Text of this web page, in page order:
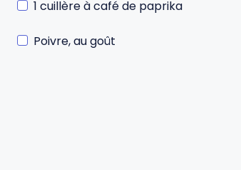
1 cuillère à café de paprika
Poivre, au goût